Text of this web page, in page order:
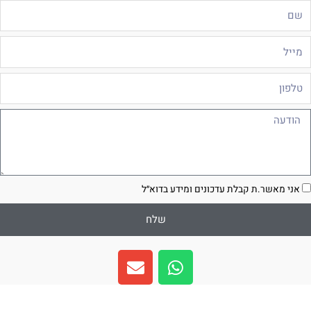
אני מאשר.ת קבלת עדכונים ומידע בדוא״ל
שלח
W
h
a
E
n
v